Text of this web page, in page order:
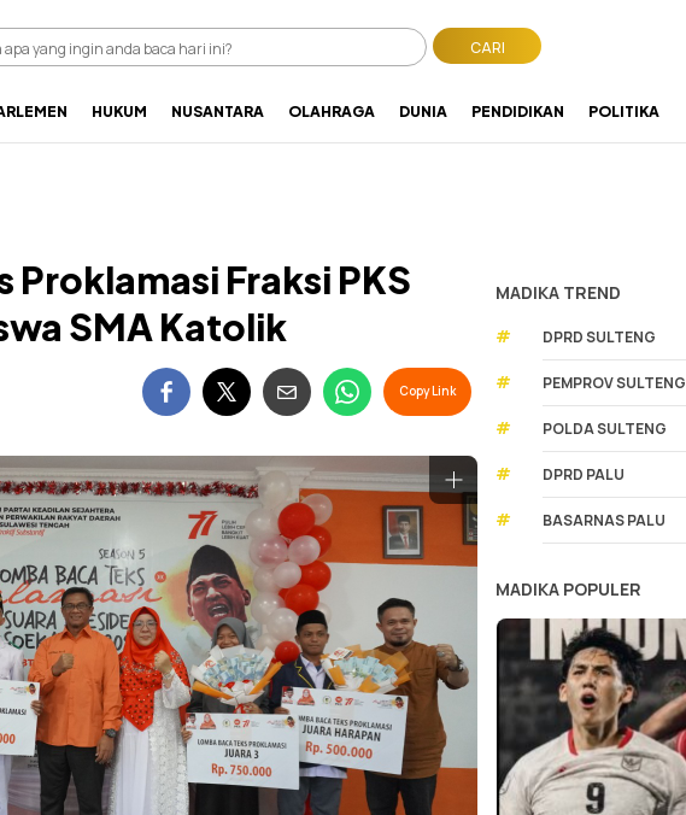
CARI
HUKUM NUSANTARA OLAHRAGA DUNIA PENDIDIKAN POLITIKA
Proklamasi Fraksi PKS
SMA Katolik
Copy Link
MADIKA TREND
#
DPRD SULTENG
# PEMPROV SULTENG
# POLDA SULTENG
# DPRD PALU
# BASARNAS PALU
MADIKA POPULER